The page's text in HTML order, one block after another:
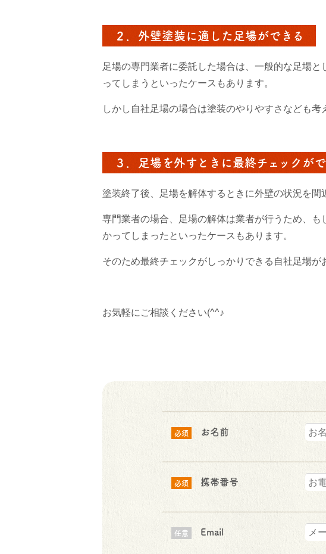
２．外壁塗装に適した足場ができる
足場の専門業者に委託した場合は、一般的な足場
ってしまうといったケースもあります。
しかし自社足場の場合は塗装のやりやすさなども
３．足場を外すときに最終チェックが
塗装終了後、足場を解体するときに外壁の状況を間
専門業者の場合、足場の解体は業者が行うため、
かってしまったといったケースもあります。
そのため最終チェックがしっかりできる自社足場が
お気軽にご相談ください(^^♪
必須 お名前
必須 携帯番号
任意 Email